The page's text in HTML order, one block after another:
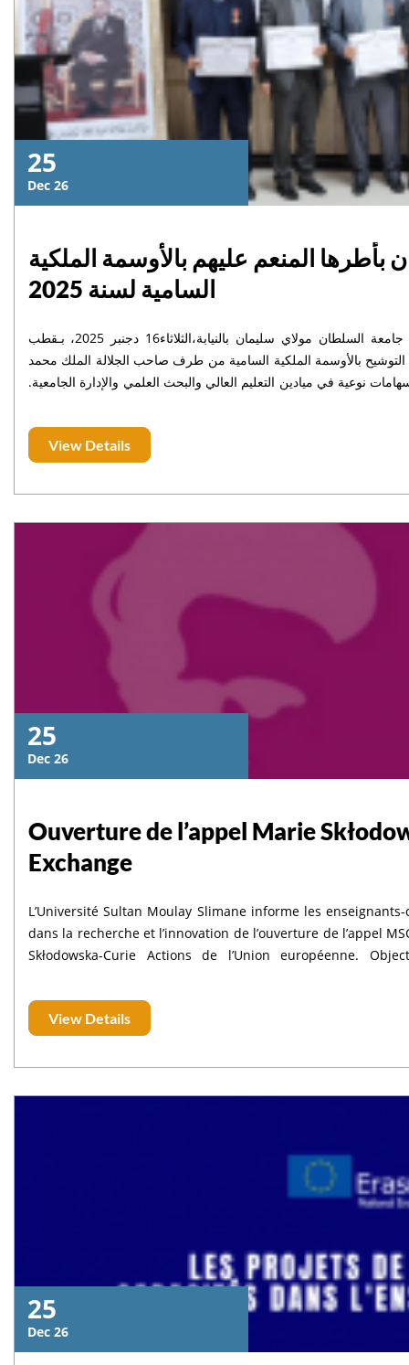
25
Dec 26
المنعم عليهم بالأوسمة الملكية
السامية لسنة 2025
في أجواء يسودها الفخر والاعتزاز،تراس اللأستاذ خاليد مهدي، رئيس جامعة السلطان مولاي سليمان بالنيابة،الثلاثاء16 دجنبر 2025، بـقطب
التوشيح بالأوسمة الملكية السامية من طرف صاحب الجلالة الملك محمد
نوعية في ميادين التعليم العالي والبحث العلمي والإدارة الجامعية.
الثانية، في تجسيد لقيم التفاني والانضباط والتميز التي تُؤطر
الالتفاتة الملكية السامية، فإنها تؤكد أن هذا التوشيح يشكّل حافزًا
الوطنية، تحت القيادة الرشيدة لجلالة الملك حفظه الله.
View Details
25
Dec 26
Ouverture de l’appel Marie
Exchange
L’Université Sultan Moulay Slimane informe les
dans la recherche et l’innovation de l’ouverture de l’appel
Skłodowska-Curie Actions de l’Union européenne. Objectif Cet appel soutient des échanges internationaux et
partenaires, afin de renforcer les compétences, le partage de
participer ? Les projets doivent être soumis par un
européenne ou des pays associés à Horizon Europe. Qui peut être secondé ? Peuvent participer aux échanges : des
View Details
25
Dec 26